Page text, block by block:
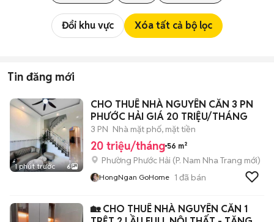
Đổi khu vực Xóa tất cả bộ lọc
Tin đăng mới
1 phút trước 6
CHO THUÊ NHÀ NGUYÊN CĂN 3 PN
PHƯỚC HẢI GIÁ 20 TRIỆU/THÁNG
3 PN Nhà mặt phố, mặt tiền
20 triệu/tháng 56 m²
Phường Phước Hải (P. Nam Nha Trang mới)
HongNgan GoHome 1 đã bán
🏡 CHO THUÊ NHÀ NGUYÊN CĂN 1